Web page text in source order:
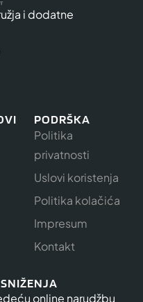
i dodatne
PODRŠKA
Politika
privatnosti
Uslovi koristenja
Politika kolačića
Impresum
Kontakt
online narudžbu